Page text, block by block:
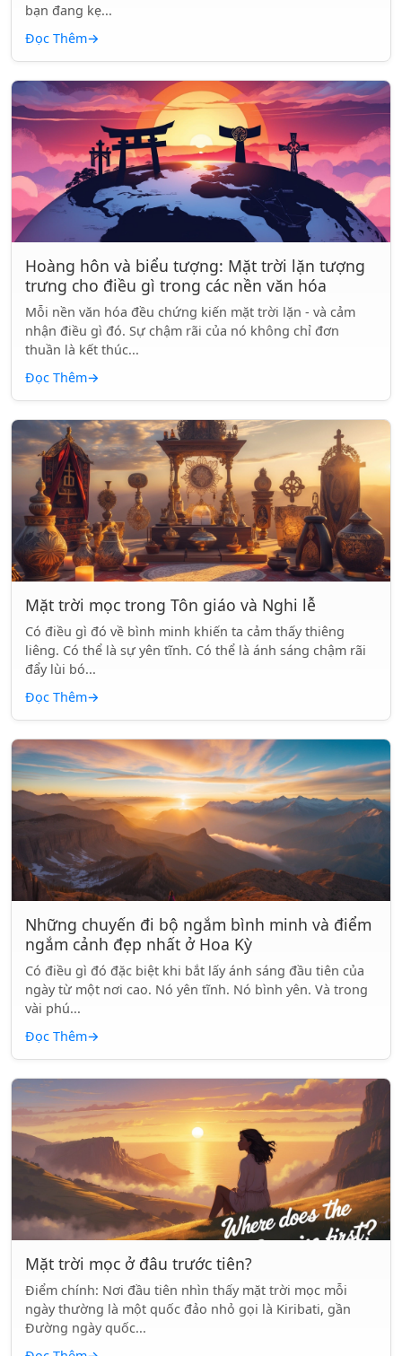
bạn đang kẹ...
Đọc Thêm→
Hoàng hôn và biểu tượng: Mặt trời lặn tượng
trưng cho điều gì trong các nền văn hóa
Mỗi nền văn hóa đều chứng kiến mặt trời lặn - và cảm
nhận điều gì đó. Sự chậm rãi của nó không chỉ đơn
thuần là kết thúc...
Đọc Thêm→
Mặt trời mọc trong Tôn giáo và Nghi lễ
Có điều gì đó về bình minh khiến ta cảm thấy thiêng
liêng. Có thể là sự yên tĩnh. Có thể là ánh sáng chậm rãi
đẩy lùi bó...
Đọc Thêm→
Những chuyến đi bộ ngắm bình minh và điểm
ngắm cảnh đẹp nhất ở Hoa Kỳ
Có điều gì đó đặc biệt khi bắt lấy ánh sáng đầu tiên của
ngày từ một nơi cao. Nó yên tĩnh. Nó bình yên. Và trong
vài phú...
Đọc Thêm→
Mặt trời mọc ở đâu trước tiên?
Điểm chính: Nơi đầu tiên nhìn thấy mặt trời mọc mỗi
ngày thường là một quốc đảo nhỏ gọi là Kiribati, gần
Đường ngày quốc...